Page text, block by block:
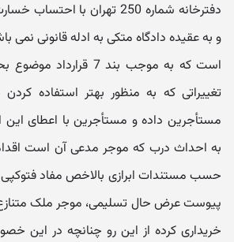
دفترخانه شماره 250 تهران با
و به عقیده دادگاه متکی به ادله قانونی نمی
است که به موجب بند 7
تغییراتی که به منظور بهتر استفاده
مستأجرین داده و مستأجرین با اعطای این
به احداث درب که موجر مدعی آن است
حسب مستندات ابرازی بالاخص مفاد
پیوست عرض حال تسلیمی، موجر ملک
خریداری کرده از این رو چنانچه در این